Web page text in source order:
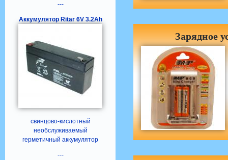
---
Аккумулятор Ritar 6V 3.2Ah
свинцово-кислотный
необслуживаемый
герметичный аккумулятор
---
Зарядное